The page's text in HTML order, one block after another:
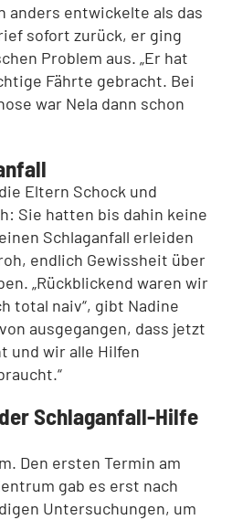
anders entwickelte als das
sofort zurück, er ging
Problem aus. „Er hat
Fährte gebracht. Bei
war Nela dann schon
Eltern Schock und
Sie hatten bis dahin keine
Schlaganfall erleiden
endlich Gewissheit über
„Rückblickend waren wir
total naiv“, gibt Nadine
ausgegangen, dass jetzt
und wir alle Hilfen
Schlaganfall-Hilfe
Den ersten Termin am
gab es erst nach
Untersuchungen, um